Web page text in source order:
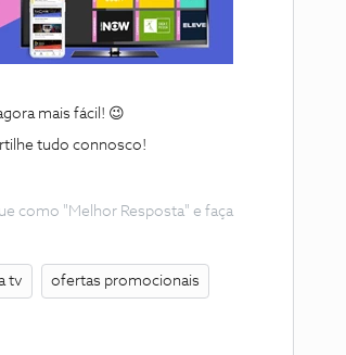
mais fácil! 😉
tudo connosco!
como "Melhor Resposta" e faça
tv ofertas promocionais